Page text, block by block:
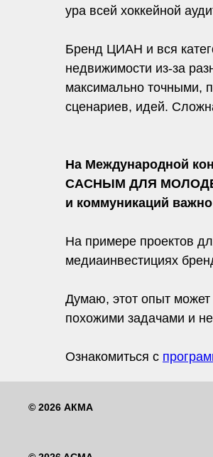
ура всей хоккейной
Бренд ЦИАН и вся
недвижимости из-за
максимально точными,
сценариев, идей.
На Международной
САСНЫМ ДЛЯ
и коммуникаций
На примере проектов
медиаинвестициях
Думаю, этот опыт может
похожими задачами и
Ознакомиться с
© 2026 АКМА